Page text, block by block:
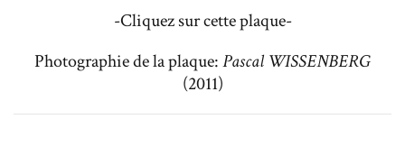
-Cliquez sur cette plaque-
Photographie de la plaque:Pascal WISSENBERG
(2011)